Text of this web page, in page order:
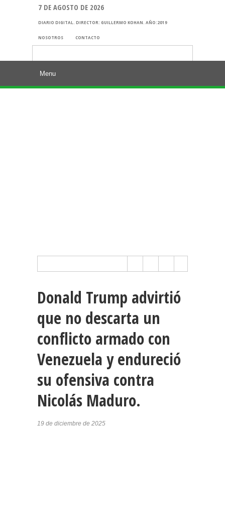
7 DE AGOSTO DE 2026
DIARIO DIGITAL. DIRECTOR: GUILLERMO KOHAN. AÑO:2019
NOSOTROS CONTACTO
Donald Trump advirtió
que no descarta un
conflicto armado con
Venezuela y endureció
su ofensiva contra
Nicolás Maduro.
19 de diciembre de 2025